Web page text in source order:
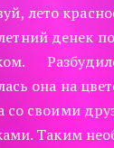
лето
денек
она на
со своими
Таким